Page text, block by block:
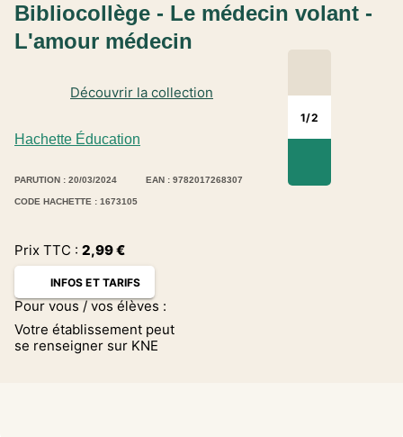
1/2
Hachette Éducation
Découvrir la collection
Bibliocollège - Le médecin volant -
L'amour médecin
PARUTION : 20/03/2024 EAN : 9782017268307
CODE HACHETTE : 1673105
Prix TTC : 2,99€
INFOS ET TARIFS
Pour vous / vos élèves :
Votre établissement peut
se renseigner sur KNE